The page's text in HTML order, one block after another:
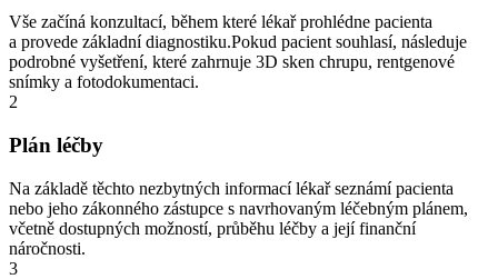
Vše začíná konzultací, během které lékař prohlédne pacienta
a provede základní diagnostiku.Pokud pacient souhlasí, následuje
podrobné vyšetření, které zahrnuje 3D sken chrupu, rentgenové
snímky a fotodokumentaci.
2
Plán léčby
Na základě těchto nezbytných informací lékař seznámí pacienta
nebo jeho zákonného zástupce s navrhovaným léčebným plánem,
včetně dostupných možností, průběhu léčby a její finanční
náročnosti.
3